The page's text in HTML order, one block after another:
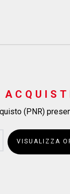
(PNR)
VISUALIZZA